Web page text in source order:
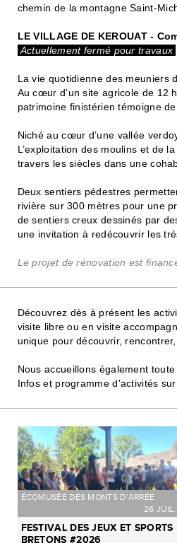
chemin de la montagne Saint-
LE VILLAGE DE KEROUAT -
Actuellement fermé pour travaux
La vie quotidienne des meuniers
Au cœur d’un site agricole de 12
patrimoine finistérien témoigne
Niché au cœur d’une vallée
L’exploitation des moulins et de
travers les siècles dans une
Deux sentiers pédestres
rivière sur 300 mètres pour une
de sentiers creux dessinés par
une invitation à redécouvrir les
Le projet de rénovation est
Découvrez dès à présent les
visite libre ou en visite
unique pour découvrir,
Nous accueillons également
Infos et programme d'activités
ÉCOMUSÉE DES MONTS D’ARRÉE
26 JUIL.
FESTIVAL DES JEUX ET SPORTS
BRETONS #2026